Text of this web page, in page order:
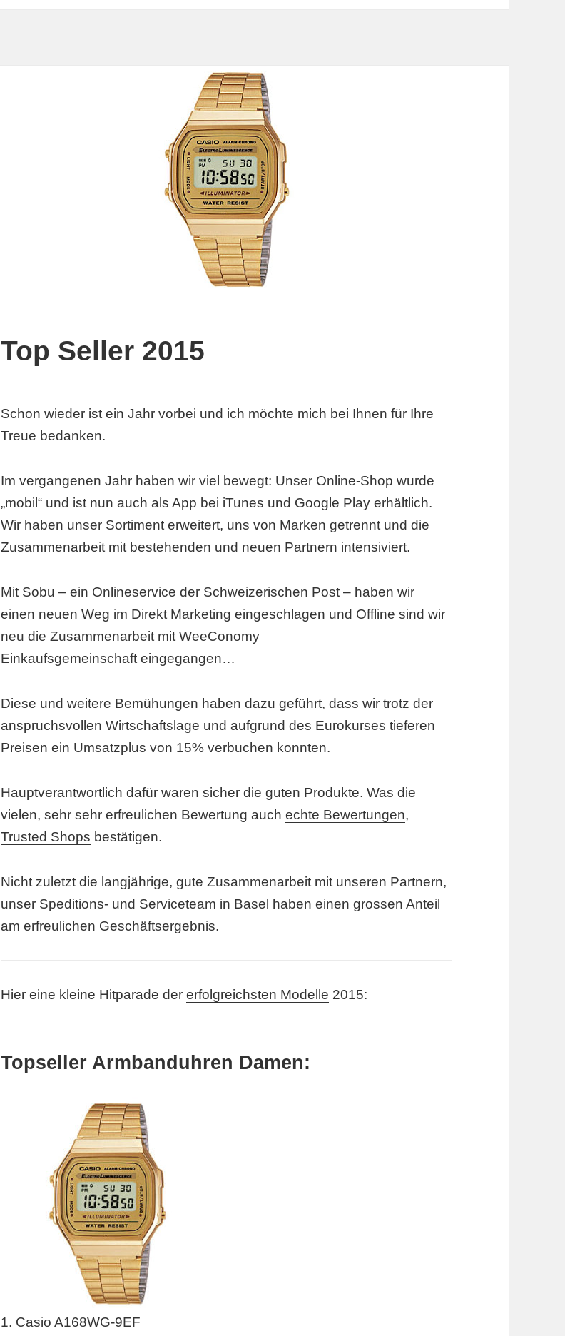
Top Seller 2015
Schon wieder ist ein Jahr vorbei und ich möchte mich bei Ihnen für Ihre
Treue bedanken.
Im vergangenen Jahr haben wir viel bewegt: Unser Online-Shop wurde
„mobil“ und ist nun auch als App bei iTunes und Google Play erhältlich.
Wir haben unser Sortiment erweitert, uns von Marken getrennt und die
Zusammenarbeit mit bestehenden und neuen Partnern intensiviert.
Mit Sobu – ein Onlineservice der Schweizerischen Post – haben wir
einen neuen Weg im Direkt Marketing eingeschlagen und Offline sind wir
neu die Zusammenarbeit mit WeeConomy
Einkaufsgemeinschaft eingegangen…
Diese und weitere Bemühungen haben dazu geführt, dass wir trotz der
anspruchsvollen Wirtschaftslage und aufgrund des Eurokurses tieferen
Preisen ein Umsatzplus von 15% verbuchen konnten.
Hauptverantwortlich dafür waren sicher die guten Produkte. Was die
vielen, sehr sehr erfreulichen Bewertung auchechte Bewertungen,
Trusted Shops bestätigen.
Nicht zuletzt die langjährige, gute Zusammenarbeit mit unseren Partnern,
unser Speditions- und Serviceteam in Basel haben einen grossen Anteil
am erfreulichen Geschäftsergebnis.
Hier eine kleine Hitparade dererfolgreichsten Modelle 2015:
Topseller Armbanduhren Damen:
1. Casio A168WG-9EF